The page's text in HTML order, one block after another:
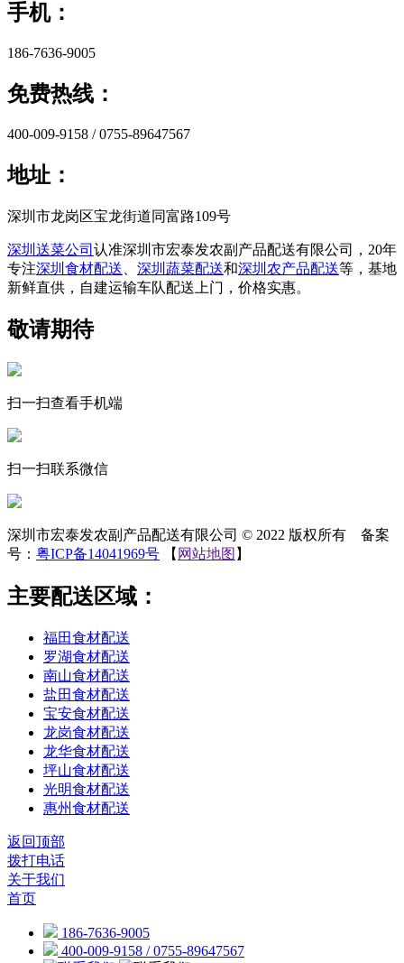
手机：
186-7636-9005
免费热线：
400-009-9158 / 0755-89647567
地址：
深圳市龙岗区宝龙街道同富路109号
深圳送菜公司 认准深圳市宏泰发农副产品配送有限公司，20年
专注深圳食材配送 深圳蔬菜配送和深圳农产品配送等，基地
新鲜直供，自建运输车队配送上门，价格实惠。
敬请期待
扫一扫查看手机端
扫一扫联系微信
深圳市宏泰发农副产品配送有限公司 © 2022 版权所有 备案
号： 粤ICP备14041969号 【 网站地图 】
主要配送区域：
福田食材配送
罗湖食材配送
南山食材配送
盐田食材配送
宝安食材配送
龙岗食材配送
龙华食材配送
坪山食材配送
光明食材配送
惠州食材配送
返回顶部
拨打电话
关于我们
首页
186-7636-9005
400-009-9158 / 0755-89647567